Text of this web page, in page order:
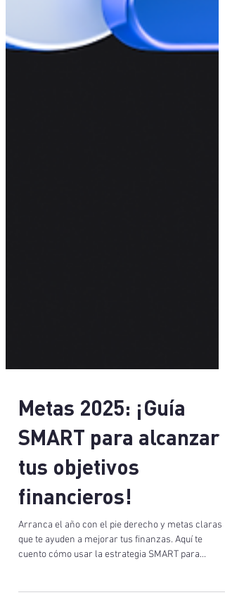
Metas 2025: ¡Guía
SMART para alcanzar
tus objetivos
financieros!